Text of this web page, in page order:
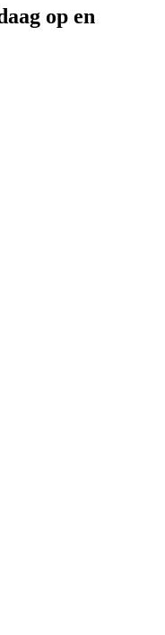
op en